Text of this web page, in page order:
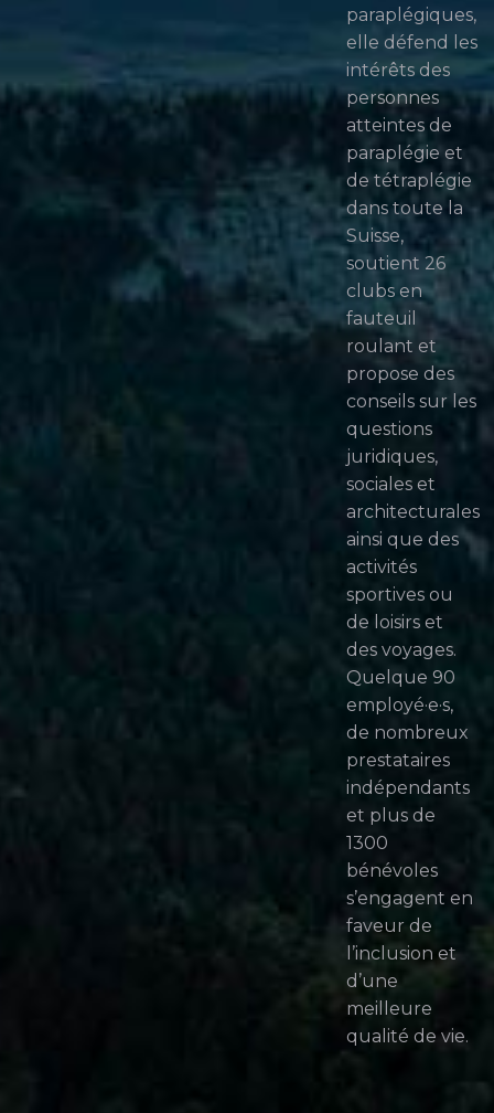
paraplégiques,
elle défend les
intérêts des
personnes
atteintes de
paraplégie et
de tétraplégie
dans toute la
Suisse,
soutient 26
clubs en
fauteuil
roulant et
propose des
conseils sur les
questions
juridiques,
sociales et
architecturales
ainsi que des
activités
sportives ou
de loisirs et
des voyages.
Quelque 90
employé·e·s,
de nombreux
prestataires
indépendants
et plus de
1300
bénévoles
s’engagent en
faveur de
l’inclusion et
d’une
meilleure
qualité de vie.